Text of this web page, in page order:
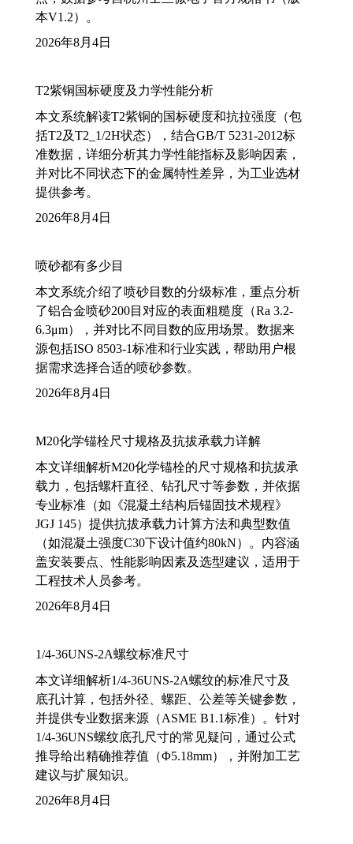
本V1.2）。
2026年8月4日
T2紫铜国标硬度及力学性能分析
本文系统解读T2紫铜的国标硬度和抗拉强度（包
括T2及T2_1/2H状态），结合GB/T 5231-2012标
准数据，详细分析其力学性能指标及影响因素，
并对比不同状态下的金属特性差异，为工业选材
提供参考。
2026年8月4日
喷砂都有多少目
本文系统介绍了喷砂目数的分级标准，重点分析
了铝合金喷砂200目对应的表面粗糙度（Ra 3.2-
6.3μm），并对比不同目数的应用场景。数据来
源包括ISO 8503-1标准和行业实践，帮助用户根
据需求选择合适的喷砂参数。
2026年8月4日
M20化学锚栓尺寸规格及抗拔承载力详解
本文详细解析M20化学锚栓的尺寸规格和抗拔承
载力，包括螺杆直径、钻孔尺寸等参数，并依据
专业标准（如《混凝土结构后锚固技术规程》
JGJ 145）提供抗拔承载力计算方法和典型数值
（如混凝土强度C30下设计值约80kN）。内容涵
盖安装要点、性能影响因素及选型建议，适用于
工程技术人员参考。
2026年8月4日
1/4-36UNS-2A螺纹标准尺寸
本文详细解析1/4-36UNS-2A螺纹的标准尺寸及
底孔计算，包括外径、螺距、公差等关键参数，
并提供专业数据来源（ASME B1.1标准）。针对
1/4-36UNS螺纹底孔尺寸的常见疑问，通过公式
推导给出精确推荐值（Φ5.18mm），并附加工艺
建议与扩展知识。
2026年8月4日